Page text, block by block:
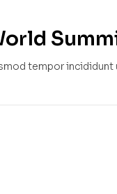
tempor incididunt